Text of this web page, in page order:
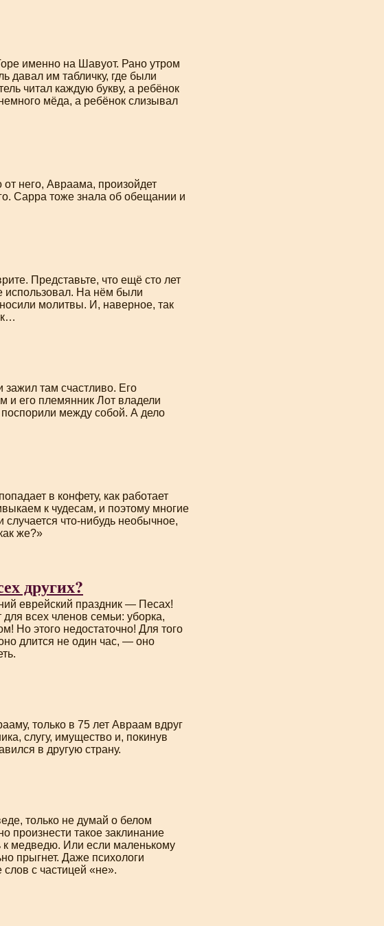
именно на Шавуот. Рано утром
давал им табличку, где были
читал каждую букву, а ребёнок
мёда, а ребёнок слизывал
него, Авраама, произойдет
Сарра тоже знала об обещании и
Представьте, что ещё сто лет
использовал. На нём были
молитвы. И, наверное, так
там счастливо. Его
и его племянник Лот владели
между собой. А дело
в конфету, как работает
к чудесам, и поэтому многие
случается что-нибудь необычное,
же?»
других?
еврейский праздник — Песах!
всех членов семьи: уборка,
Но этого недостаточно! Для того
длится не один час, — оно
только в 75 лет Авраам вдруг
, слугу, имущество и, покинув
в другую страну.
только не думай о белом
произнести такое заклинание
к медведю. Или если маленькому
прыгнет. Даже психологи
с частицей «не».